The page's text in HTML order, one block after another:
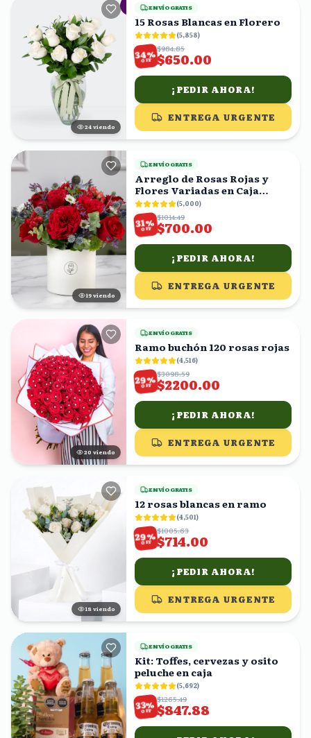
24 viendo
ENVÍO GRATIS
15 Rosas Blancas en Florero
(5,858)
34%
OFF
$984.85
$650.00
¡PEDIR AHORA!
ENTREGA URGENTE
19 viendo
ENVÍO GRATIS
Arreglo de Rosas Rojas y
Flores Variadas en Caja
Blanca
(5,000)
31%
OFF
$1014.49
$700.00
¡PEDIR AHORA!
ENTREGA URGENTE
20 viendo
ENVÍO GRATIS
Ramo buchón 120 rosas rojas
(4,516)
29%
OFF
$3098.59
$2200.00
¡PEDIR AHORA!
ENTREGA URGENTE
17 viendo
ENVÍO GRATIS
12 rosas blancas en ramo
(4,501)
29%
OFF
$1005.63
$714.00
¡PEDIR AHORA!
ENTREGA URGENTE
ENVÍO GRATIS
Kit: Toffes, cervezas y osito
peluche en caja
(5,692)
33%
OFF
$1265.49
$847.88